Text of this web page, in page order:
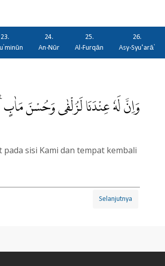
23.
24.
An-Nūr
25.
Al-Furqān
26.
Asy-Syu‘arā'
وَاِنَّ لَهٗ عِنْدَنَا لَزُلْفٰى وَحُسْنَ مَاٰبٍ ࣖ ٤٠
sisi Kami dan tempat kembali
Selanjutnya